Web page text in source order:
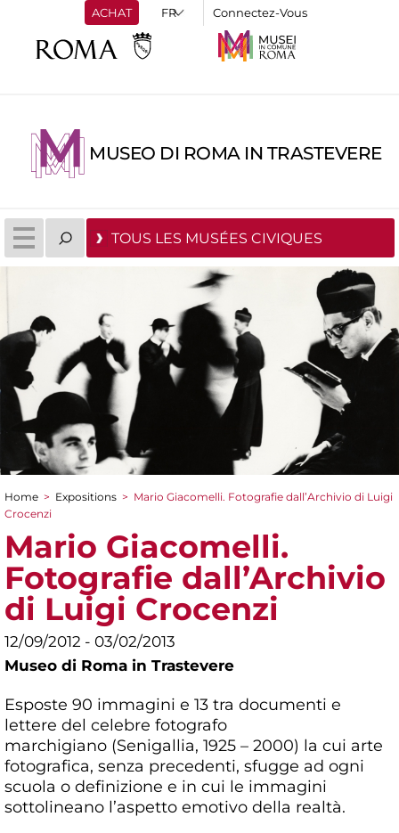
ACHAT Connectez-Vous
MUSEO DI ROMA IN TRASTEVERE
TOUS LES MUSÉES CIVIQUES
You are here
Home > Expositions > Mario Giacomelli. Fotografie dall’Archivio di Luigi
Crocenzi
Mario Giacomelli.
Fotografie dall’Archivio
di Luigi Crocenzi
12/09/2012 - 03/02/2013
Museo di Roma in Trastevere
Esposte 90 immagini e 13 tra documenti e
lettere del celebre fotografo
marchigiano (Senigallia, 1925 – 2000) la cui arte
fotografica, senza precedenti, sfugge ad ogni
scuola o definizione e in cui le immagini
sottolineano l’aspetto emotivo della realtà.